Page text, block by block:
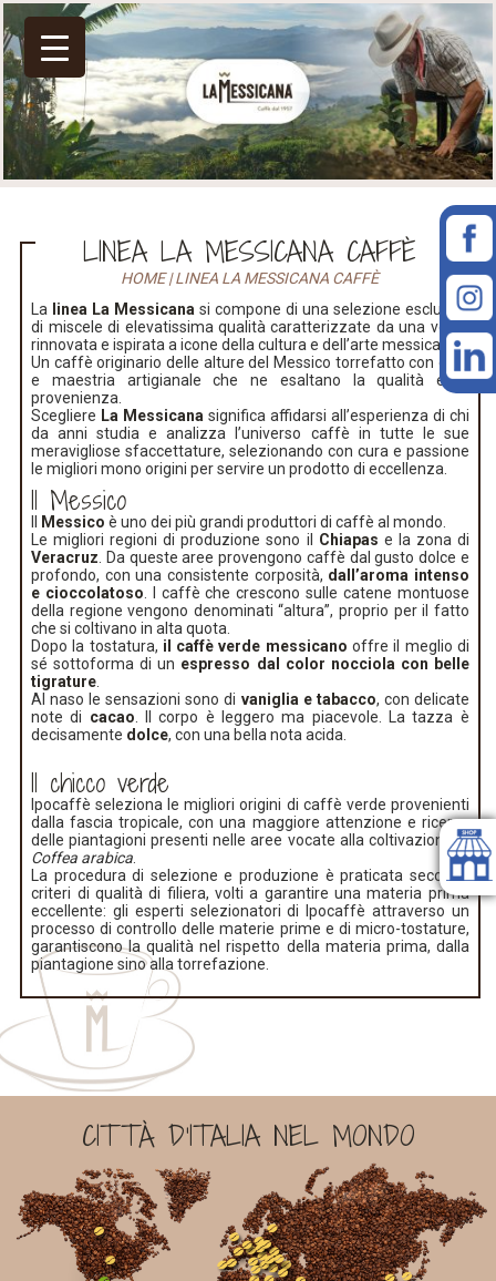
LINEA LA MESSICANA CAFFÈ
HOME|LINEA LA MESSICANA CAFFÈ
La
linea La Messicana si compone di una selezione esclusiva
di miscele di elevatissima qualità caratterizzate da una veste
rinnovata e ispirata a icone della cultura e dell’arte messicana.
Un caffè originario delle alture del Messico torrefatto con cura
e maestria artigianale che ne esaltano la qualità e la
provenienza.
Scegliere La Messicana significa affidarsi all’esperienza di chi
da anni studia e analizza l’universo caffè in tutte le sue
meravigliose sfaccettature, selezionando con cura e passione
le migliori mono origini per servire un prodotto di eccellenza.
Il Messico
Il Messicoè uno dei più grandi produttori di caffè al mondo.
Le migliori regioni di produzione sono il Chiapas e la zona di
Veracruz . Da queste aree provengono caffè dal gusto dolce e
profondo, con una consistente corposità, dall’aroma intenso
e cioccolatoso . I caffè che crescono sulle catene montuose
della regione vengono denominati “altura”, proprio per il fatto
che si coltivano in alta quota.
Dopo la tostatura, il caffè verde messicanooffre il meglio di
sé sottoforma di un espresso dal color nocciola con belle
tigrature
Al naso le sensazioni sono di vaniglia e tabacco, con delicate
note di cacao . Il corpo è leggero ma piacevole. La tazza è
decisamente dolce, con una bella nota acida.
Il chicco verde
Ipocaffè seleziona le migliori origini di caffè verde provenienti
dalla fascia tropicale, con una maggiore attenzione e ricerca
delle piantagioni presenti nelle aree vocate alla coltivazione di
Coffea arabica.
La procedura di selezione e produzione è praticata secondo
criteri di qualità di filiera, volti a garantire una materia prima
eccellente: gli esperti selezionatori di Ipocaffè attraverso un
processo di controllo delle materie prime e di micro-tostature,
garantiscono la qualità nel rispetto della materia prima, dalla
piantagione sino alla torrefazione.
CITTÀ D'ITALIA NEL MONDO